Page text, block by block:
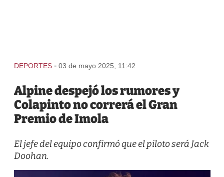
DEPORTES - 03 de mayo 2025, 11:42
Alpine despejó los rumores y
Colapinto no correrá el Gran
Premio de Imola
El jefe del equipo confirmó que el piloto será Jack
Doohan.